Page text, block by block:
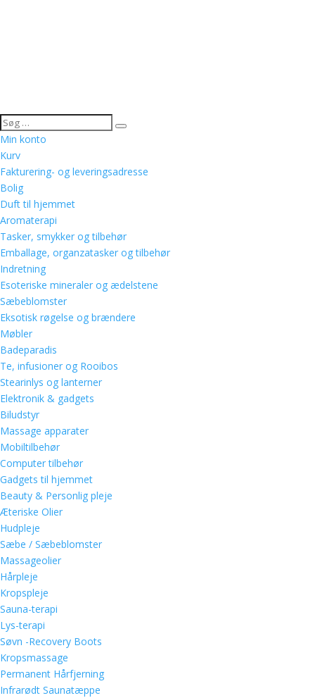
Min konto
Kurv
Fakturering- og leveringsadresse
Bolig
Duft til hjemmet
Aromaterapi
Tasker, smykker og tilbehør
Emballage, organzatasker og tilbehør
Indretning
Esoteriske mineraler og ædelstene
Sæbeblomster
Eksotisk røgelse og brændere
Møbler
Badeparadis
Te, infusioner og Rooibos
Stearinlys og lanterner
Elektronik & gadgets
Biludstyr
Massage apparater
Mobiltilbehør
Computer tilbehør
Gadgets til hjemmet
Beauty & Personlig pleje
Æteriske Olier
Hudpleje
Sæbe / Sæbeblomster
Massageolier
Hårpleje
Kropspleje
Sauna-terapi
Lys-terapi
Søvn -Recovery Boots
Kropsmassage
Permanent Hårfjerning
Infrarødt Saunatæppe